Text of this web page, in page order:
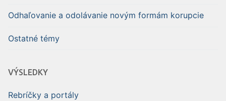
Odhaľovanie a odolávanie novým formám korupcie
Ostatné témy
VÝSLEDKY
Rebríčky a portály